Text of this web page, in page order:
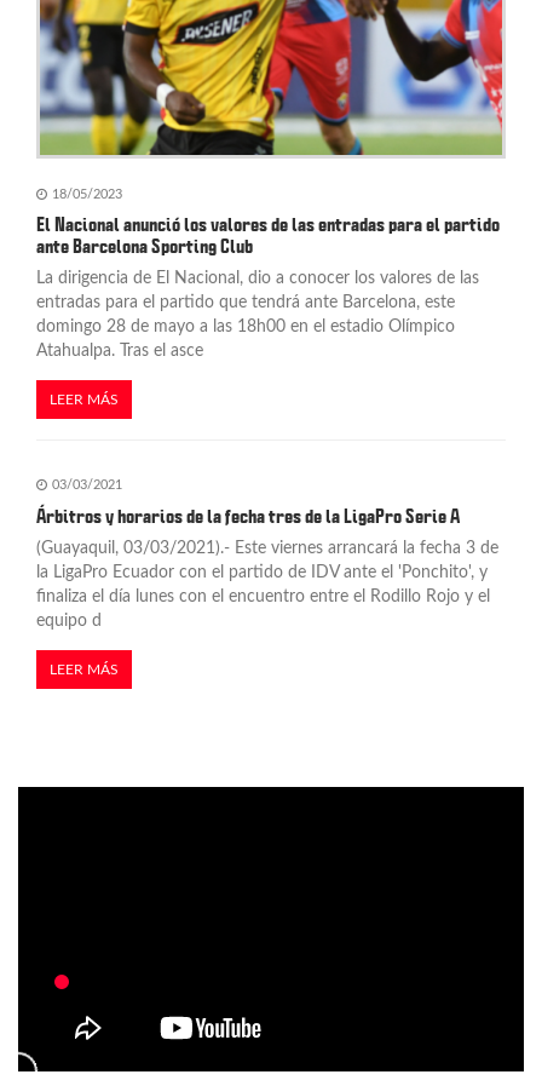
18/05/2023
El Nacional anunció los valores de las entradas para el partido
ante Barcelona Sporting Club
La dirigencia de El Nacional, dio a conocer los valores de las
entradas para el partido que tendrá ante Barcelona, este
domingo 28 de mayo a las 18h00 en el estadio Olímpico
Atahualpa. Tras el asce
LEER MÁS
03/03/2021
Árbitros y horarios de la fecha tres de la LigaPro Serie A
(Guayaquil, 03/03/2021).- Este viernes arrancará la fecha 3 de
la LigaPro Ecuador con el partido de IDV ante el 'Ponchito', y
finaliza el día lunes con el encuentro entre el Rodillo Rojo y el
equipo d
LEER MÁS